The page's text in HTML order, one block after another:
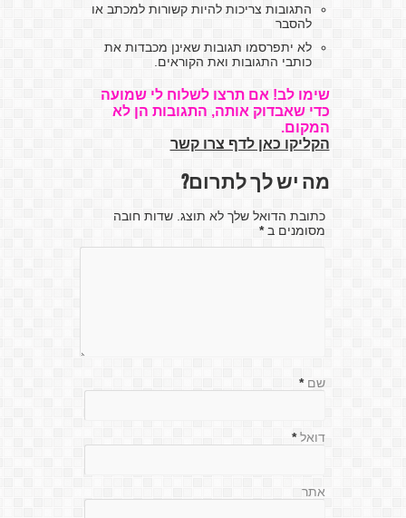
התגובות צריכות להיות קשורות למכתב או
להסבר
לא יתפרסמו תגובות שאינן מכבדות את
כותבי התגובות ואת הקוראים.
שימו לב! אם תרצו לשלוח לי שמועה
כדי שאבדוק אותה, התגובות הן לא
המקום.
הקליקו כאן לדף צרו קשר
מה יש לך לתרום?
כתובת הדואל שלך לא תוצג. שדות חובה
מסומנים ב*
שם *
דואל *
אתר